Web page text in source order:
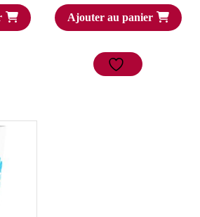
Ajouter au panier